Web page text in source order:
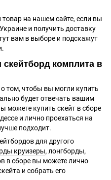
на нашем сайте, если вы
и получить доставку
вам в выборе и подскажут
комплита в
том, чтобы вы могли купить
будет отвечать вашим
можете купить скейт в сборе
и лично проехаться на
подходит.
для другого
круизеры, лонгборды,
в сборе вы можете лично
и собрать его